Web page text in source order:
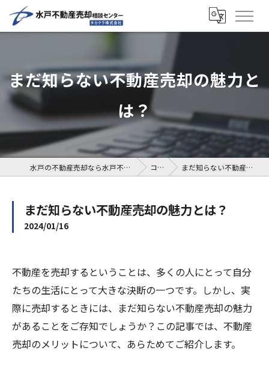
まだ知らない不動産売却の魅力と
は？
水戸の不動産売却なら水戸不動産売却相談センター コラム まだ知らない不動産売却の魅力とは？
まだ知らない不動産売却の魅力とは？
2024/01/16
不動産を売却するということは、多くの人にとって自分
たちの生活にとって大きな決断の一つです。しかし、実
際に売却するときには、まだ知らない不動産売却の魅力
があることをご存知でしょうか？この記事では、不動産
売却のメリットについて、あらためてご紹介します。